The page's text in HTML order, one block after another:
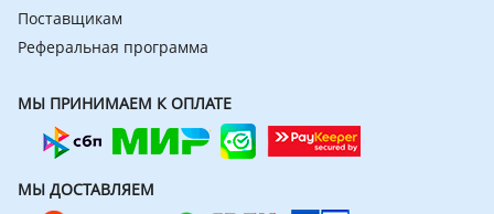
Поставщикам
Реферальная программа
МЫ ПРИНИМАЕМ К ОПЛАТЕ
МЫ ДОСТАВЛЯЕМ